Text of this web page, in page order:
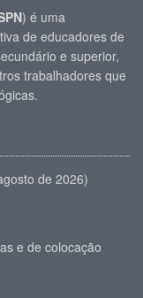
) é uma
de educadores de
e superior,
trabalhadores que
de 2026)
e de colocação